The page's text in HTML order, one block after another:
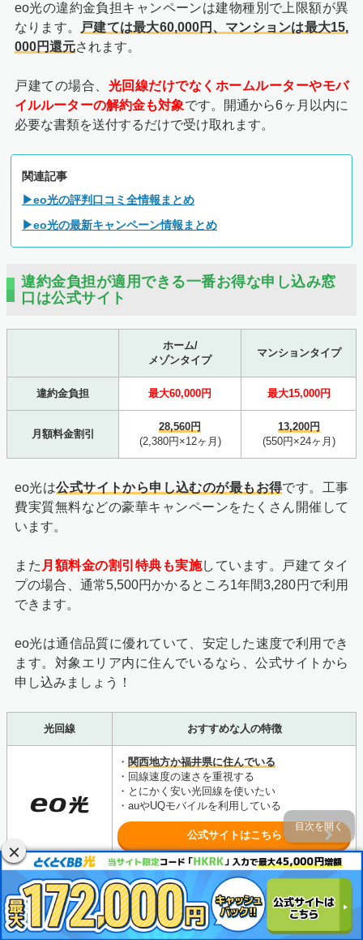
eo光の違約金負担キャンペーンは建物種別で上限額が異
なります。
戸建ては最大60,000円、マンションは最大15,
000円還元されます。
戸建ての場合、 光回線だけでなくホームルーターやモバ
イルルーターの解約金も対象です。開通から6ヶ月以内に
必要な書類を送付するだけで受け取れます。
関連記事
▶eo光の評判口コミ全情報まとめ
▶eo光の最新キャンペーン情報まとめ
違約金負担が適用できる一番お得な申し込み窓
口は公式サイト
ホーム/
メゾンタイプ
マンションタイプ
違約金負担 最大60,000円 最大15,000円
月額料金割引
28,560円
(2,380円×12ヶ月)
13,200円
(550円×24ヶ月)
eo光は公式サイトから申し込むのが最もお得です。工事
費実質無料などの豪華キャンペーンをたくさん開催して
います。
また 月額料金の割引特典も実施しています。戸建てタイ
プの場合、通常5,500円かかるところ1年間3,280円で利用
できます。
eo光は通信品質に優れていて、安定した速度で利用でき
ます。対象エリア内に住んでいるなら、公式サイトから
申し込みましょう！
光回線 おすすめな人の特徴
・ 関西地方か福井県に住んでいる
・回線速度の速さを重視する
・とにかく安い光回線を使いたい
・auやUQモバイルを利用している
公式サイトはこちら
光回線の乗り換えで違約金負担を利用する
目次を開く